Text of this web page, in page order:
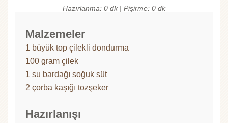
Hazırlanma: 0 dk | Pişirme: 0 dk
Malzemeler
1 büyük top çilekli dondurma
100 gram çilek
1 su bardağı soğuk süt
2 çorba kaşığı tozşeker
Hazırlanışı